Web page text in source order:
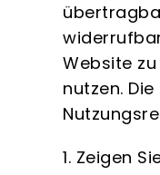
Website
nutzen.
1. Zeigen